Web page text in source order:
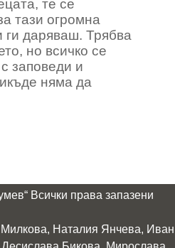
те се
тази огромна
ги даряваш. Трябва
но всичко се
заповеди и
няма да
Всички права запазени
Наталия Янчева, Иван